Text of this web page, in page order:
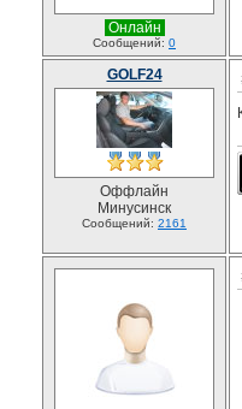
Онлайн
Сообщений: 0
GOLF24
Оффлайн
Минусинск
Сообщений: 2161